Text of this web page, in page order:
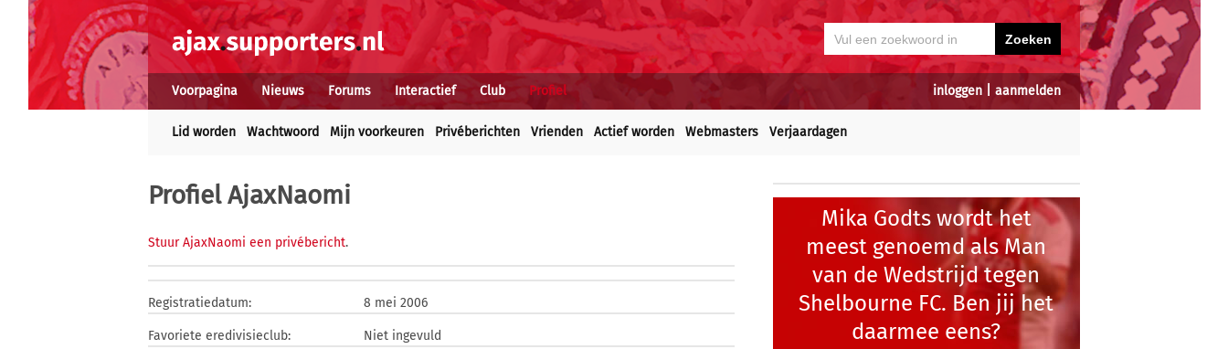
inloggen aanmelden
Voorpagina Nieuws Forums Interactief Club Profiel
Lid worden Wachtwoord Mijn voorkeuren Privéberichten Vrienden Actief worden Webmasters Verjaardagen
Profiel AjaxNaomi
Stuur AjaxNaomi een privébericht.
Registratiedatum: 8 mei 2006
Favoriete eredivisieclub: Niet ingevuld
Mika Godts wordt het
meest genoemd als Man
van de Wedstrijd tegen
Shelbourne FC. Ben jij het
daarmee eens?